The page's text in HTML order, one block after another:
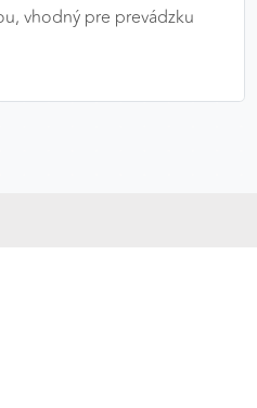
vhodný pre prevádzku
stránok.
a našim partnerom
sieťach tretích strán.